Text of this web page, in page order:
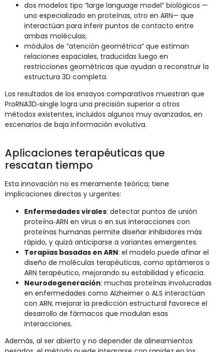
dos modelos tipo “large language model” biológicos —
uno especializado en proteínas, otro en ARN— que
interactúan para inferir puntos de contacto entre
ambas moléculas;
módulos de “atención geométrica” que estiman
relaciones espaciales, traducidas luego en
restricciones geométricas que ayudan a reconstruir la
estructura 3D completa.
Los resultados de los ensayos comparativos muestran que
ProRNA3D‑single logra una precisión superior a otros
métodos existentes, incluidos algunos muy avanzados, en
escenarios de baja información evolutiva.
Aplicaciones terapéuticas que
rescatan tiempo
Esta innovación no es meramente teórica; tiene
implicaciones directas y urgentes:
Enfermedades virales: detectar puntos de unión
proteína‑ARN en virus o en sus interacciones con
proteínas humanas permite diseñar inhibidores más
rápido, y quizá anticiparse a variantes emergentes.
Terapias basadas en ARN: el modelo puede afinar el
diseño de moléculas terapéuticas, como aptámeros o
ARN terapéutico, mejorando su estabilidad y eficacia.
Neurodegeneración: muchas proteínas involucradas
en enfermedades como Alzheimer o ALS interactúan
con ARN; mejorar la predicción estructural favorece el
desarrollo de fármacos que modulan esas
interacciones.
Además, al ser abierto y no depender de alineamientos